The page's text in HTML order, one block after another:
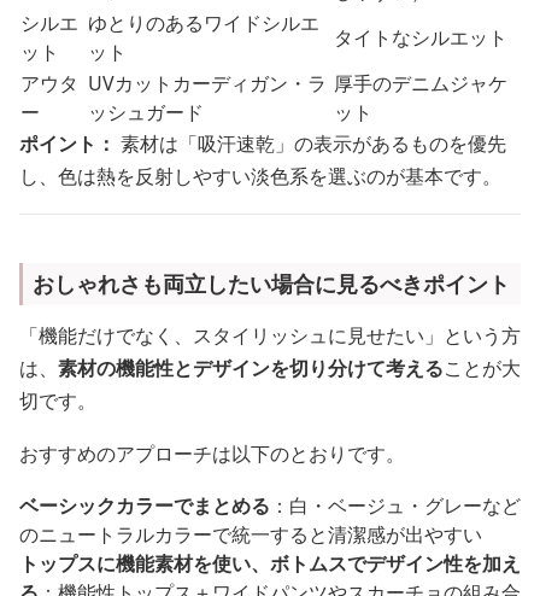
シルエ
ット
ゆとりのあるワイドシルエ
ット
タイトなシルエット
アウタ
ー
UVカットカーディガン・ラ
ッシュガード
厚手のデニムジャケ
ット
ポイント： 素材は「吸汗速乾」の表示があるものを優先
し、色は熱を反射しやすい淡色系を選ぶのが基本です。
おしゃれさも両立したい場合に見るべきポイント
「機能だけでなく、スタイリッシュに見せたい」という方
は、 素材の機能性とデザインを切り分けて考えることが大
切です。
おすすめのアプローチは以下のとおりです。
ベーシックカラーでまとめる ：白・ベージュ・グレーなど
のニュートラルカラーで統一すると清潔感が出やすい
トップスに機能素材を使い、ボトムスでデザイン性を加え